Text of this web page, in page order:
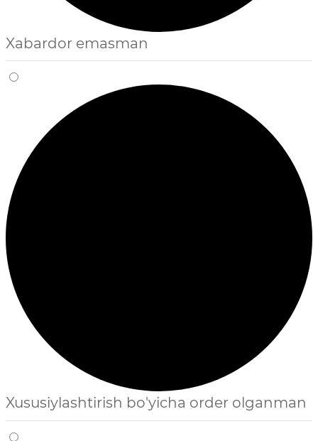
Xabardor emasman
Xususiylashtirish bo'yicha order olganman